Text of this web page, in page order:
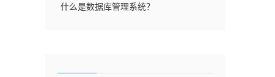
什么是数据库管理系统？